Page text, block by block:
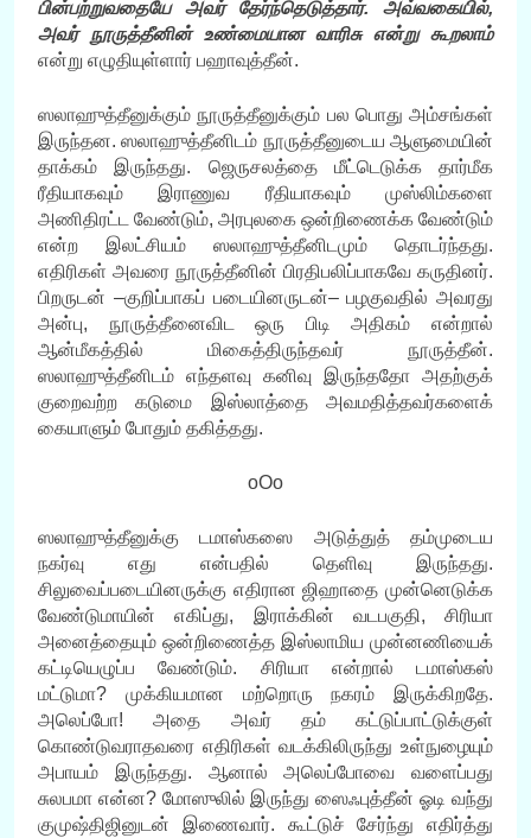
பின்பற்றுவதையே அவர் தேர்ந்தெடுத்தார். அவ்வகையில்,
அவர் நூருத்தீனின் உண்மையான வாரிசு என்று கூறலாம்
என்று எழுதியுள்ளார் பஹாவுத்தீன்.
ஸலாஹுத்தீனுக்கும் நூருத்தீனுக்கும் பல பொது அம்சங்கள்
இருந்தன. ஸலாஹுத்தீனிடம் நூருத்தீனுடைய ஆளுமையின்
தாக்கம் இருந்தது. ஜெருசலத்தை மீட்டெடுக்க தார்மீக
ரீதியாகவும் இராணுவ ரீதியாகவும் முஸ்லிம்களை
அணிதிரட்ட வேண்டும், அரபுலகை ஒன்றிணைக்க வேண்டும்
என்ற இலட்சியம் ஸலாஹுத்தீனிடமும் தொடர்ந்தது.
எதிரிகள் அவரை நூருத்தீனின் பிரதிபலிப்பாகவே கருதினர்.
பிறருடன் –குறிப்பாகப் படையினருடன்– பழகுவதில் அவரது
அன்பு, நூருத்தீனைவிட ஒரு பிடி அதிகம் என்றால்
ஆன்மீகத்தில் மிகைத்திருந்தவர் நூருத்தீன்.
ஸலாஹுத்தீனிடம் எந்தளவு கனிவு இருந்ததோ அதற்குக்
குறைவற்ற கடுமை இஸ்லாத்தை அவமதித்தவர்களைக்
கையாளும் போதும் தகித்தது.
oOo
ஸலாஹுத்தீனுக்கு டமாஸ்கஸை அடுத்துத் தம்முடைய
நகர்வு எது என்பதில் தெளிவு இருந்தது.
சிலுவைப்படையினருக்கு எதிரான ஜிஹாதை முன்னெடுக்க
வேண்டுமாயின் எகிப்து, இராக்கின் வடபகுதி, சிரியா
அனைத்தையும் ஒன்றிணைத்த இஸ்லாமிய முன்னணியைக்
கட்டியெழுப்ப வேண்டும். சிரியா என்றால் டமாஸ்கஸ்
மட்டுமா? முக்கியமான மற்றொரு நகரம் இருக்கிறதே.
அலெப்போ! அதை அவர் தம் கட்டுப்பாட்டுக்குள்
கொண்டுவராதவரை எதிரிகள் வடக்கிலிருந்து உள்நுழையும்
அபாயம் இருந்தது. ஆனால் அலெப்போவை வளைப்பது
சுலபமா என்ன? மோஸுலில் இருந்து ஸைஃபுத்தீன் ஓடி வந்து
குமுஷ்திஜினுடன் இணைவார். கூட்டுச் சேர்ந்து எதிர்த்து